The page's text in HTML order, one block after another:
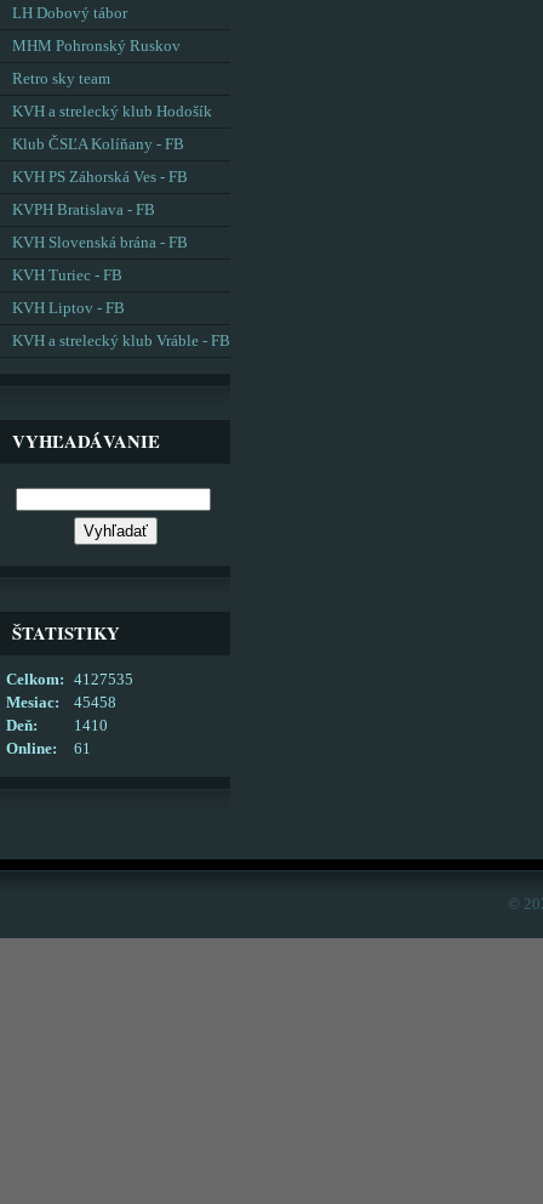
LH Dobový tábor
MHM Pohronský Ruskov
Retro sky team
KVH a strelecký klub Hodošík
Klub ČSĽA Kolíňany - FB
KVH PS Záhorská Ves - FB
KVPH Bratislava - FB
KVH Slovenská brána - FB
KVH Turiec - FB
KVH Liptov - FB
KVH a strelecký klub Vráble - FB
VYHĽADÁVANIE
ŠTATISTIKY
Online: 61
Celkom:
4127535
Mesiac:
45458
Deň:
1410
©